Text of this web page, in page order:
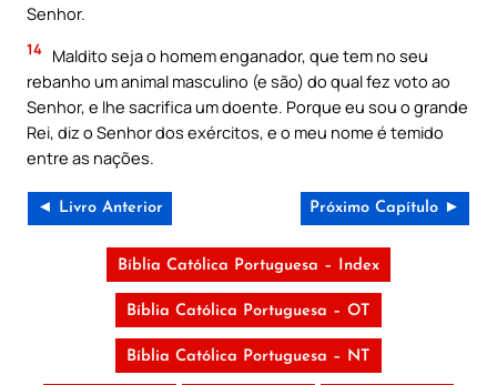
Senhor.
14 Maldito seja o homem enganador, que tem no seu
rebanho um animal masculino (e são) do qual fez voto ao
Senhor, e lhe sacrifica um doente. Porque eu sou o grande
Rei, diz o Senhor dos exércitos, e o meu nome é temido
entre as nações.
◄ Livro Anterior Próximo Capítulo ►
Bíblia Católica Portuguesa – Index
Bíblia Católica Portuguesa – OT
Bíblia Católica Portuguesa – NT